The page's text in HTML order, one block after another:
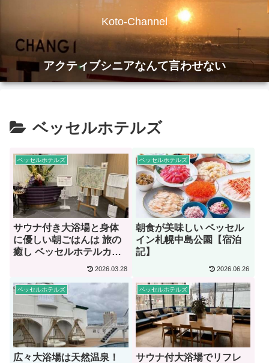
Koto-Channel
アクティブシニアなんて言わせない
ベッセルホテルズ
ベッセルホテルズ
サウナ付き大浴場と身体
に優しい朝ごはんは 旅の
癒し ベッセルホテルカン
パーナ京都五条【宿泊
2026.03.28
ベッセルホテルズ
朝食が美味しい ベッセル
イン札幌中島公園【宿泊
記】
2026.06.26
ベッセルホテルズ
広々大浴場は天然温泉！
ベッセルホテルズ
サウナ付大浴場でリフレ